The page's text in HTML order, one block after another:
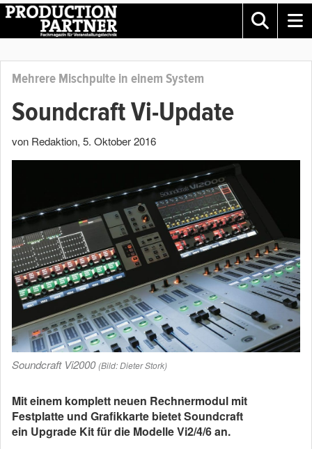
Mehrere Mischpulte in einem System
Soundcraft Vi-Update
von Redaktion, 5. Oktober 2016
Soundcraft Vi2000(Bild: Dieter Stork)
Mit einem komplett neuen Rechnermodul mit
Festplatte und Grafikkarte bietet Soundcraft
ein Upgrade Kit für die Modelle Vi2/4/6 an.